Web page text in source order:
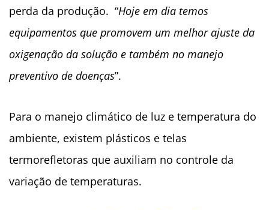
perda da produção. “Hoje em dia temos
equipamentos que promovem um melhor ajuste da
oxigenação da solução e também no manejo
preventivo de doenças”.
Para o manejo climático de luz e temperatura do
ambiente, existem plásticos e telas
termorefletoras que auxiliam no controle da
variação de temperaturas.